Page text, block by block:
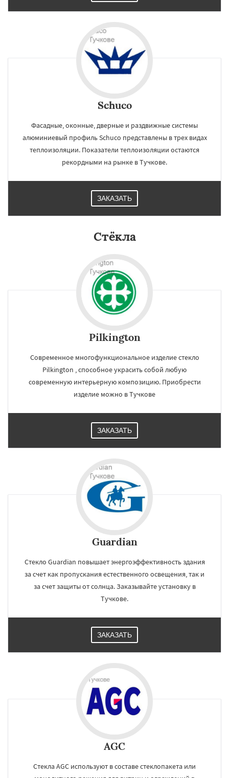
Фосфоритный
Черкизово Черусти
Schuco
Фасадные, оконные, дверные и раздвижные системы
алюминиевый профиль Schuco представлены в трех видах
теплоизоляции. Показатели теплоизоляции остаются
рекордными на рынке в Тучкове.
ЗАКАЗАТЬ
Стёкла
Pilkington
Современное многофункциональное изделие стекло
Pilkington , способное украсить собой любую
современную интерьерную композицию. Приобрести
изделие можно в Тучкове
ЗАКАЗАТЬ
Guardian
Стекло Guardian повышает энергоэффективность здания
за счет как пропускания естественного освещения, так и
за счет защиты от солнца. Заказывайте установку в
Тучкове.
ЗАКАЗАТЬ
AGC
Стекла AGC используют в составе стеклопакета или
Даю согласие на обработку персональных данных